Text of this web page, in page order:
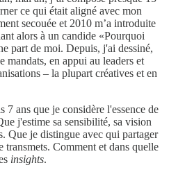
ce qui était aligné avec mon
secouée et 2010 m’a introduite
alors à un candide «Pourquoi
part de moi. Depuis, j'ai dessiné,
mandats, en appui au leaders et
– la plupart créatives et en
7 ans que je considère l'essence de
j'estime sa sensibilité, sa vision
Que je distingue avec qui partager
transmets. Comment et dans quelle
insights.